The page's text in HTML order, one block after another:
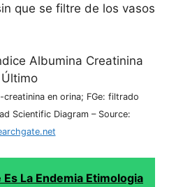
que se filtre de los vasos
creatinina en orina; FGe: filtrado
Scientific Diagram – Source:
La Endemia Etimologia